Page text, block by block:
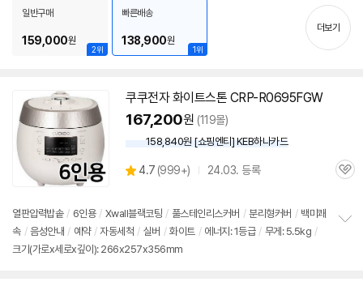
기
2위
일반구매
159,000원
1위
빠른배송
138,900원
더보기
쿠쿠전자 화이트스톤 CRP-R0695FGW
167,200원 (119몰)
158,840원 [쇼핑엔티] KEB하나카드
별
4.7 (상
999+) 24.03. 등록
관
열판압력밥솥 / 6인용 / Xwall블랙코팅 / 풀스테인리스커버 / 분리형커버 / 백미쾌
속 / 음성안내 / 예약 / 자동세척 / 실버 / 화이트 / 에너지: 1등급 / 무게: 5.5kg /
크기(가로x세로x깊이): 266x257x356mm